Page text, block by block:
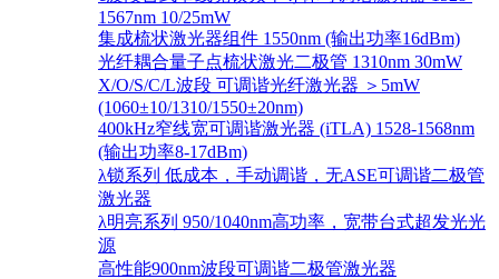
1567nm 10/25mW
集成梳状激光器组件 1550nm (输出功率16dBm)
光纤耦合量子点梳状激光二极管 1310nm 30mW
X/O/S/C/L波段 可调谐光纤激光器 ＞5mW
(1060±10/1310/1550±20nm)
400kHz窄线宽可调谐激光器 (iTLA) 1528-1568nm
(输出功率8-17dBm)
λ锁系列 低成本，手动调谐，无ASE可调谐二极管
激光器
λ明亮系列 950/1040nm高功率，宽带台式超发光光
源
高性能900nm波段可调谐二极管激光器